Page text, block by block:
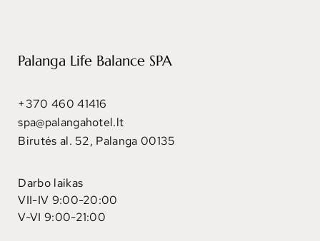
Palanga Life Balance SPA
+370 460 41416
spa@palangahotel.lt
Birutės al. 52, Palanga 00135
Darbo laikas
VII-IV 9:00-20:00
V-VI 9:00-21:00